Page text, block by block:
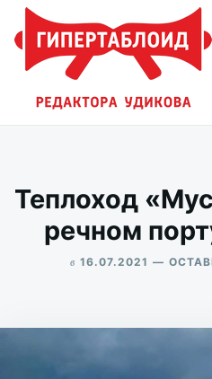
Перейти
содержимому
Искать:
Теплоход
речном
в 16.07.2021